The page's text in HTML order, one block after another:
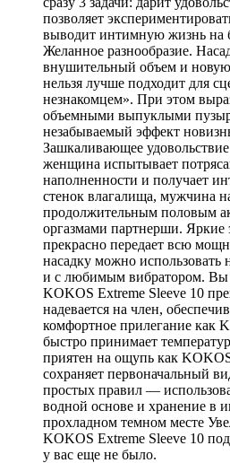
позволяет
выводит интимную жизнь на
Желанное разнообразие.
внушительный объем и
нельзя лучше подходит для
незнакомцем». При этом
объемными выпуклыми
незабываемый эффект
Зашкаливающее
женщина испытывает
наполненности и получает
стенок влагалища, мужчина
продолжительным половым
оргазмами партнерши.
прекрасно передает всю
насадку можно использовать
и с любимым вибратором. Вы
KOKOS Extreme Sleeve 10
надевается на член,
комфортное прилегание как
быстро принимает
приятен на ощупь как
сохраняет первоначальный
простых правил —
водной основе и хранение в
прохладном темном месте
KOKOS Extreme Sleeve 10
у вас еще не было.